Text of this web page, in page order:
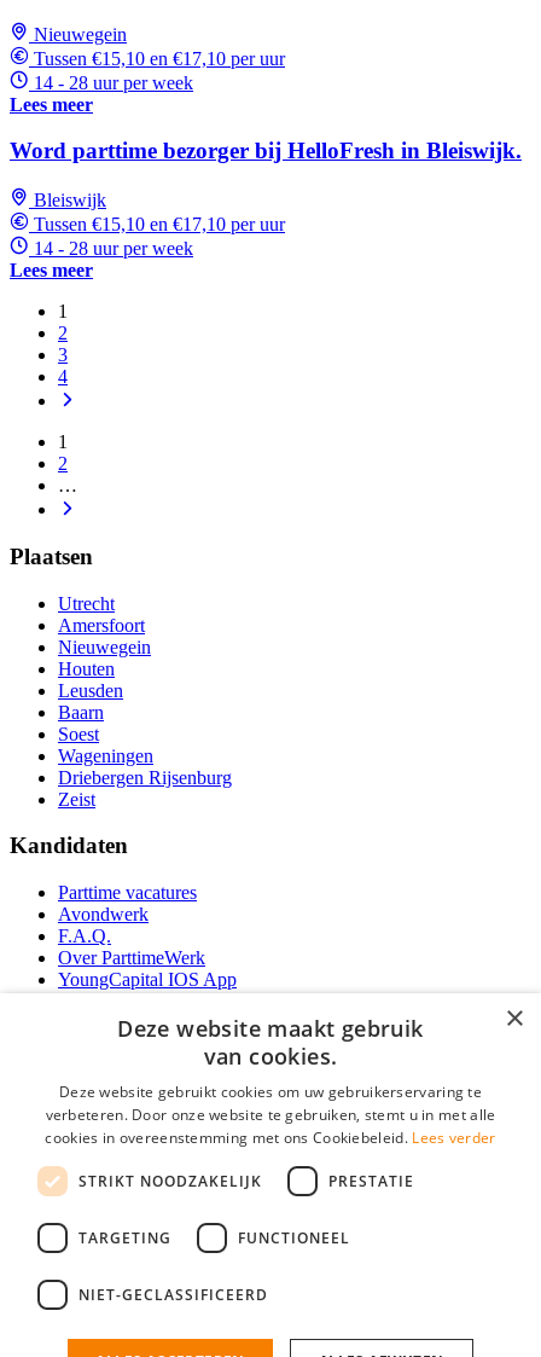
Nieuwegein
Tussen €15,10 en €17,10 per uur
14 - 28 uur per week
Lees meer
Word parttime bezorger bij HelloFresh in Bleiswijk.
Bleiswijk
Tussen €15,10 en €17,10 per uur
14 - 28 uur per week
Lees meer
1
2
3
4
1
2
…
Plaatsen
Utrecht
Amersfoort
Nieuwegein
Houten
Leusden
Baarn
Soest
Wageningen
Driebergen Rijsenburg
Zeist
Kandidaten
Parttime vacatures
Avondwerk
F.A.Q.
Over ParttimeWerk
YoungCapital IOS App
Parttime personeel
Vacature aanmelden
Bereken uw tarief
Contact
Social
Zoeken
×
Deze website maakt gebruik
van cookies.
Deze website gebruikt cookies om uw gebruikerservaring te
verbeteren. Door onze website te gebruiken, stemt u in met alle
cookies in overeenstemming met ons Cookiebeleid. Lees verder
STRIKT NOODZAKELIJK PRESTATIE
TARGETING FUNCTIONEEL
NIET-GECLASSIFICEERD